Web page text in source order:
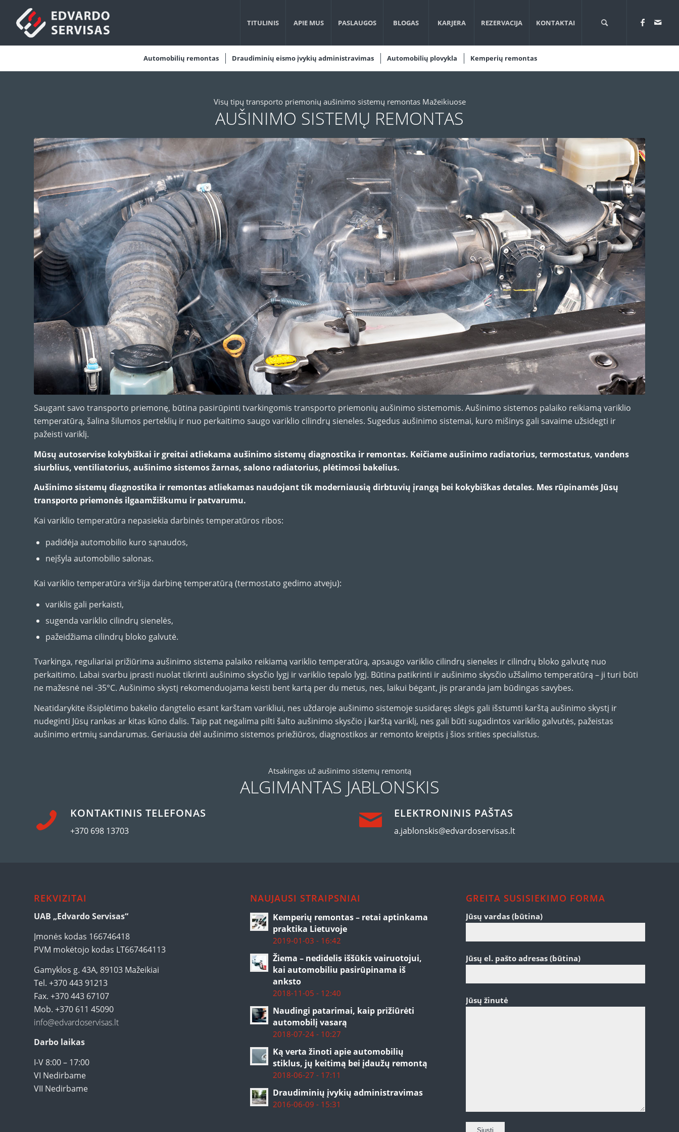
TITULINIS APIE MUS PASLAUGOS BLOGAS KARJERA REZERVACIJA KONTAKTAI
Automobilių remontas Draudiminių eismo įvykių administravimas Automobilių plovykla Kemperių remontas
Visų tipų transporto priemonių aušinimo sistemų remontas Mažeikiuose
AUŠINIMO SISTEMŲ REMONTAS
Saugant savo transporto priemonę, būtina pasirūpinti tvarkingomis transporto priemonių aušinimo sistemomis. Aušinimo sistemos palaiko reikiamą variklio
temperatūrą, šalina šilumos perteklių ir nuo perkaitimo saugo variklio cilindrų sieneles. Sugedus aušinimo sistemai, kuro mišinys gali savaime užsidegti ir
pažeisti variklį.
Mūsų autoservise kokybiškai ir greitai atliekama aušinimo sistemų diagnostika ir remontas. Keičiame aušinimo radiatorius, termostatus, vandens
siurblius, ventiliatorius, aušinimo sistemos žarnas, salono radiatorius, plėtimosi bakelius.
Aušinimo sistemų diagnostika ir remontas atliekamas naudojant tik moderniausią dirbtuvių įrangą bei kokybiškas detales. Mes rūpinamės Jūsų
transporto priemonės ilgaamžiškumu ir patvarumu.
Kai variklio temperatūra nepasiekia darbinės temperatūros ribos:
padidėja automobilio kuro sąnaudos,
neįšyla automobilio salonas.
Kai variklio temperatūra viršija darbinę temperatūrą (termostato gedimo atveju):
variklis gali perkaisti,
sugenda variklio cilindrų sienelės,
pažeidžiama cilindrų bloko galvutė.
Tvarkinga, reguliariai prižiūrima aušinimo sistema palaiko reikiamą variklio temperatūrą, apsaugo variklio cilindrų sieneles ir cilindrų bloko galvutę nuo
perkaitimo. Labai svarbu įprasti nuolat tikrinti aušinimo skysčio lygį ir variklio tepalo lygį. Būtina patikrinti ir aušinimo skysčio užšalimo temperatūrą – ji turi būti
ne mažesnė nei -35°C. Aušinimo skystį rekomenduojama keisti bent kartą per du metus, nes, laikui bėgant, jis praranda jam būdingas savybes.
Neatidarykite išsiplėtimo bakelio dangtelio esant karštam varikliui, nes uždaroje aušinimo sistemoje susidaręs slėgis gali išstumti karštą aušinimo skystį ir
nudeginti Jūsų rankas ar kitas kūno dalis. Taip pat negalima pilti šalto aušinimo skysčio į karštą variklį, nes gali būti sugadintos variklio galvutės, pažeistas
aušinimo ertmių sandarumas. Geriausia dėl aušinimo sistemos priežiūros, diagnostikos ar remonto kreiptis į šios srities specialistus.
Atsakingas už aušinimo sistemų remontą
ALGIMANTAS JABLONSKIS
KONTAKTINIS TELEFONAS
+370 698 13703
ELEKTRONINIS PAŠTAS
a.jablonskis@edvardoservisas.lt
REKVIZITAI
UAB „Edvardo Servisas“
Įmonės kodas 166746418
PVM mokėtojo kodas LT667464113
Gamyklos g. 43A, 89103 Mažeikiai
Tel. +370 443 91213
Fax. +370 443 67107
Mob. +370 611 45090
info@edvardoservisas.lt
Darbo laikas
I-V 8:00 – 17:00
VI Nedirbame
VII Nedirbame
NAUJAUSI STRAIPSNIAI
Kemperių remontas – retai aptinkama
praktika Lietuvoje
2019-01-03 - 16:42
Žiema – nedidelis iššūkis vairuotojui,
kai automobiliu pasirūpinama iš
anksto
2018-11-05 - 12:40
Naudingi patarimai, kaip prižiūrėti
automobilį vasarą
2018-07-24 - 10:27
Ką verta žinoti apie automobilių
stiklus, jų keitimą bei įdaužų remontą
2018-06-27 - 17:11
Draudiminių įvykių administravimas
2016-06-09 - 15:31
GREITA SUSISIEKIMO FORMA
Jūsų vardas (būtina)
Jūsų el. pašto adresas (būtina)
Jūsų žinutė